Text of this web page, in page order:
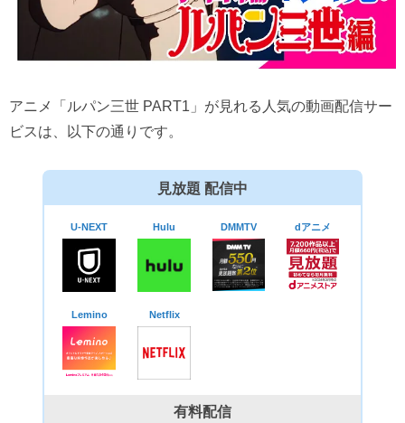
アニメ「ルパン三世 PART1」が見れる人気の動画配信サー
ビスは、以下の通りです。
見放題 配信中
U-NEXT Hulu DMMTV dアニメ
Lemino Netflix
有料配信